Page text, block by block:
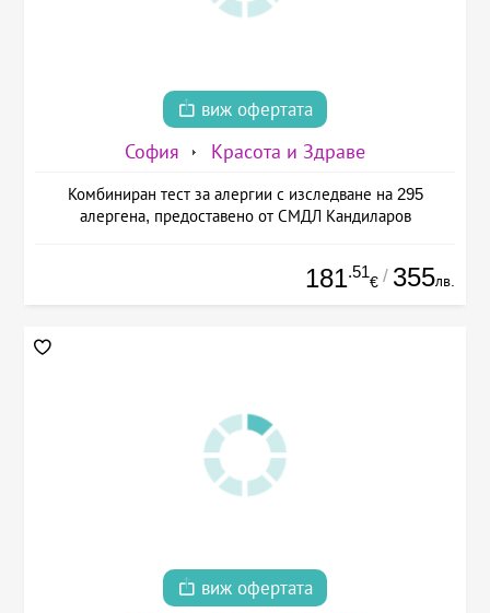
виж офертата
София Красота и Здраве
Комбиниран тест за алергии с изследване на 295
алергена, предоставено от СМДЛ Кандиларов
181.51
€ / 355лв.
виж офертата